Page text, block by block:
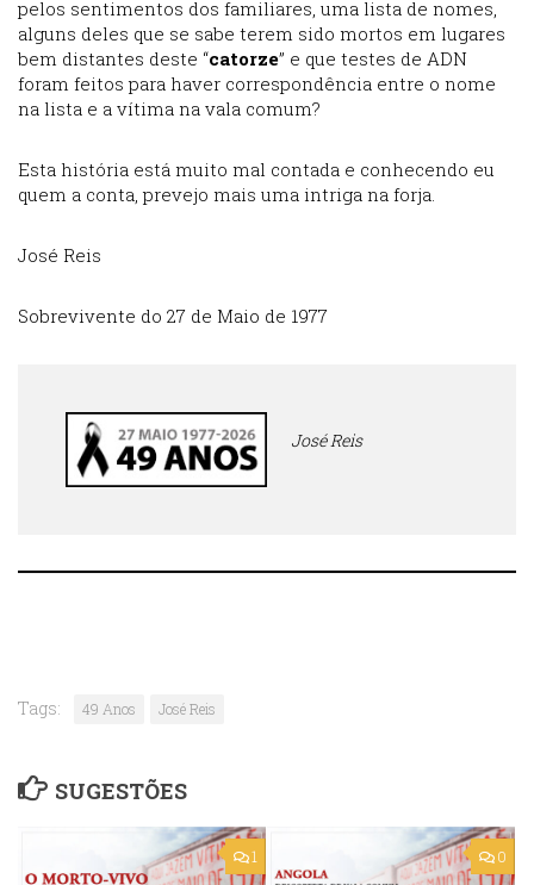
pelos sentimentos dos familiares, uma lista de nomes,
alguns deles que se sabe terem sido mortos em lugares
bem distantes deste “catorze” e que testes de ADN
foram feitos para haver correspondência entre o nome
na lista e a vítima na vala comum?
Esta história está muito mal contada e conhecendo eu
quem a conta, prevejo mais uma intriga na forja.
José Reis
Sobrevivente do 27 de Maio de 1977
José Reis
Tags: 49 Anos José Reis
SUGESTÕES
1 0